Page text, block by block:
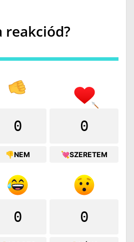
reakciód?
0
👎NEM
0
💘SZERETEM
0 0